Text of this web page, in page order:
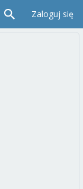
Zaloguj się